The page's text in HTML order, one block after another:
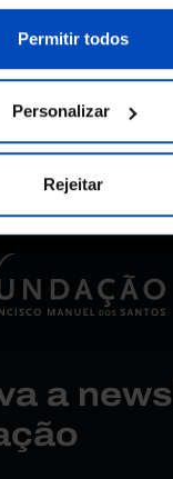
da gestão de
.
Permitir todos
Personalizar
Rejeitar
€ 5,00 €
Comprar
a